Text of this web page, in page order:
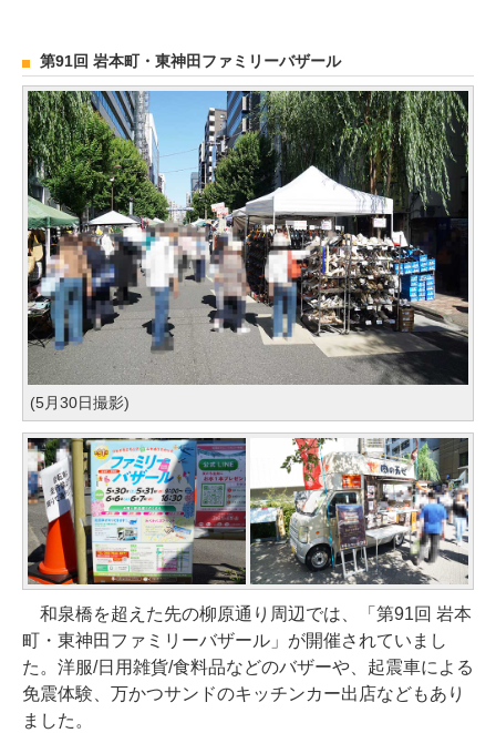
第91回 岩本町・東神田ファミリーバザール
(5月30日撮影)
和泉橋を超えた先の柳原通り周辺では、「第91回 岩本
町・東神田ファミリーバザール」が開催されていまし
た。洋服/日用雑貨/食料品などのバザーや、起震車による
免震体験、万かつサンドのキッチンカー出店などもあり
ました。